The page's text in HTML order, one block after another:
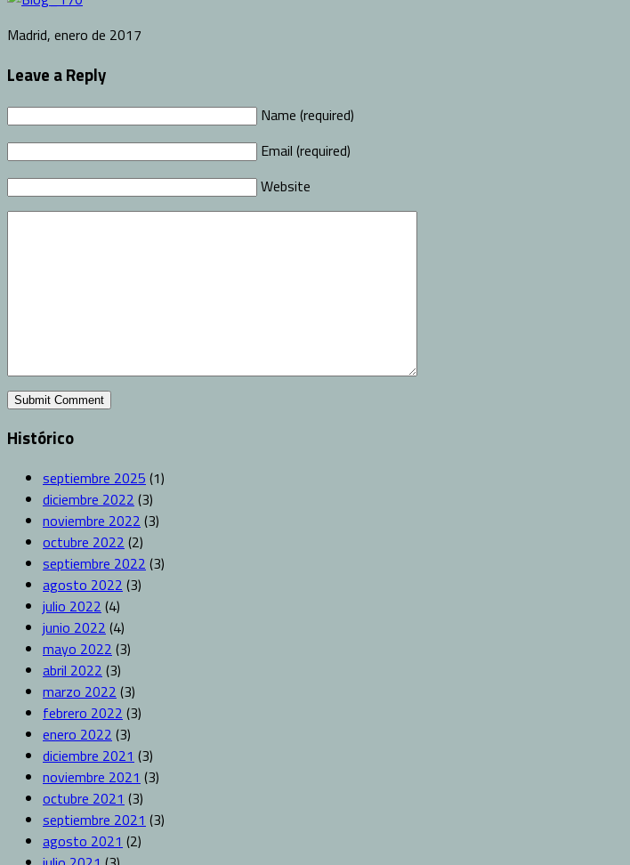
Madrid, enero de 2017
Leave a Reply
Name (required)
Email (required)
Website
Histórico
septiembre 2025 (1)
diciembre 2022 (3)
noviembre 2022 (3)
octubre 2022 (2)
septiembre 2022 (3)
agosto 2022 (3)
julio 2022 (4)
junio 2022 (4)
mayo 2022 (3)
abril 2022 (3)
marzo 2022 (3)
febrero 2022 (3)
enero 2022 (3)
diciembre 2021 (3)
noviembre 2021 (3)
octubre 2021 (3)
septiembre 2021 (3)
agosto 2021 (2)